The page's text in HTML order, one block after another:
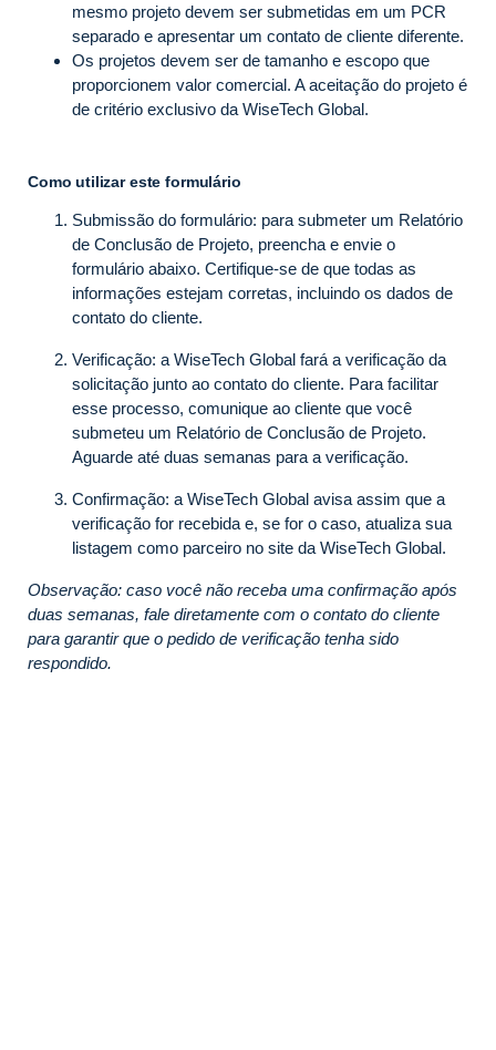
mesmo projeto devem ser submetidas em um PCR
separado e apresentar um contato de cliente diferente.
Os projetos devem ser de tamanho e escopo que
proporcionem valor comercial. A aceitação do projeto é
de critério exclusivo da WiseTech Global.
Como utilizar este formulário
Submissão do formulário: para submeter um Relatório
de Conclusão de Projeto, preencha e envie o
formulário abaixo. Certifique-se de que todas as
informações estejam corretas, incluindo os dados de
contato do cliente.
Verificação: a WiseTech Global fará a verificação da
solicitação junto ao contato do cliente. Para facilitar
esse processo, comunique ao cliente que você
submeteu um Relatório de Conclusão de Projeto.
Aguarde até duas semanas para a verificação.
Confirmação: a WiseTech Global avisa assim que a
verificação for recebida e, se for o caso, atualiza sua
listagem como parceiro no site da WiseTech Global.
Observação: caso você não receba uma confirmação após
duas semanas, fale diretamente com o contato do cliente
para garantir que o pedido de verificação tenha sido
respondido.